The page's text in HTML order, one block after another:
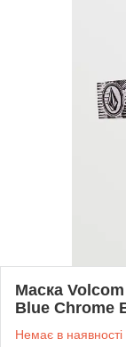
Маска
Blue Chrome
Немає в наявності